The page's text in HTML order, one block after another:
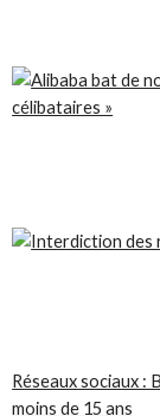
Réseaux sociaux :
moins de 15 ans